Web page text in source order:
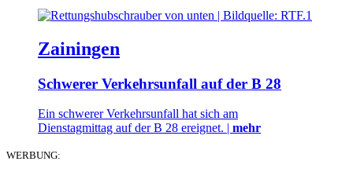
Zainingen
Schwerer Verkehrsunfall auf der B 28
Ein schwerer Verkehrsunfall hat sich am
Dienstagmittag auf der B 28 ereignet. | mehr
WERBUNG: